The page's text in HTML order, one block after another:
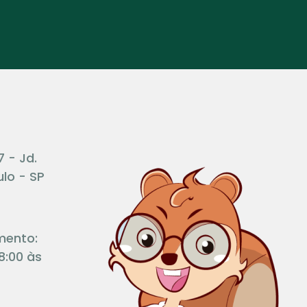
- Jd.
- SP
às